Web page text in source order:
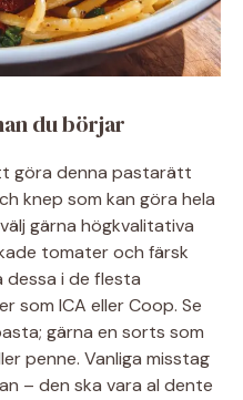
du börjar
göra denna pastarätt
knep som kan göra hela
gärna högkvalitativa
tomater och färsk
dessa i de flesta
som ICA eller Coop. Se
gärna en sorts som
penne. Vanliga misstag
– den ska vara al dente